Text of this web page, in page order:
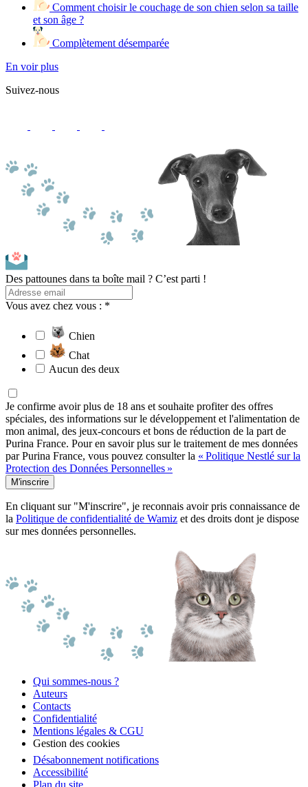
Comment choisir le couchage de son chien selon sa taille
et son âge ?
Complètement désemparée
En voir plus
Suivez-nous
Des pattounes dans ta boîte mail ? C’est parti !
Vous avez chez vous : *
Chien
Chat
Aucun des deux
Je confirme avoir plus de 18 ans et souhaite profiter des offres
spéciales, des informations sur le développement et l'alimentation de
mon animal, des jeux-concours et bons de réduction de la part de
Purina France. Pour en savoir plus sur le traitement de mes données
par Purina France, vous pouvez consulter la « Politique Nestlé sur la
Protection des Données Personnelles »
M'inscrire
En cliquant sur "M'inscrire", je reconnais avoir pris connaissance de
la Politique de confidentialité de Wamiz et des droits dont je dispose
sur mes données personnelles.
Qui sommes-nous ?
Auteurs
Contacts
Confidentialité
Mentions légales & CGU
Gestion des cookies
Désabonnement notifications
Accessibilité
Plan du site